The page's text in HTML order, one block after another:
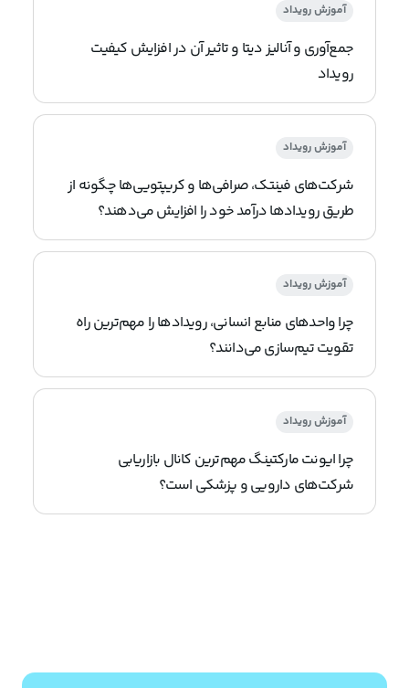
آموزش رویداد
جمع‌آوری و آنالیز دیتا و تاثیر آن در افزایش کیفیت
رویداد
آموزش رویداد
شرکت‌های فینتک، صرافی‌ها و کریپتویی‌ها چگونه از
طریق رویدادها درآمد خود را افزایش می‌دهند؟
آموزش رویداد
چرا واحدهای منابع انسانی، رویدادها را مهم‌ترین راه
تقویت تیم‌سازی می‌دانند؟
آموزش رویداد
چرا ایونت مارکتینگ مهم‌ترین کانال بازاریابی
شرکت‌های دارویی و پزشکی است؟